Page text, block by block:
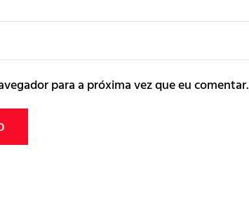
para a próxima vez que eu comentar.